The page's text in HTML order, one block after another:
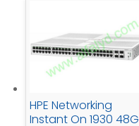
HPE Networking
Instant On 1930 48G